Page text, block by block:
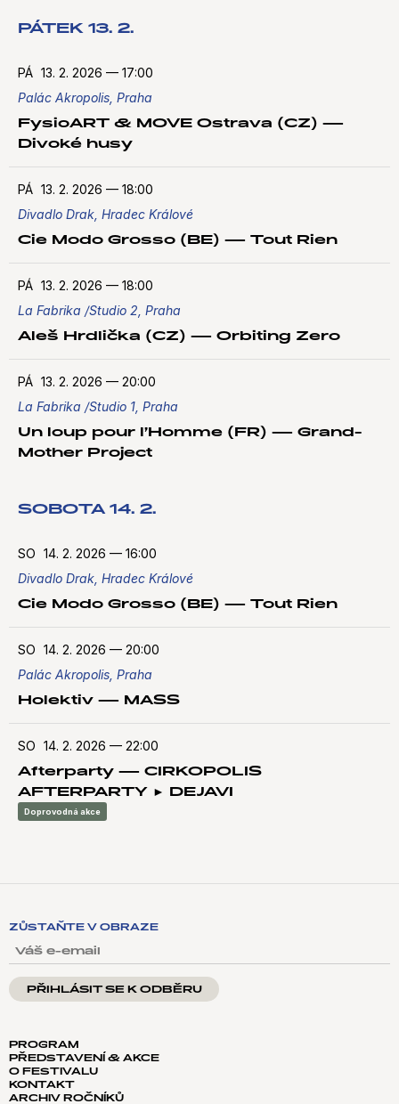
PÁTEK 13. 2.
PÁ 13. 2. 2026 — 17:00
Palác Akropolis, Praha
FysioART & MOVE Ostrava (CZ) —
Divoké husy
PÁ 13. 2. 2026 — 18:00
Divadlo Drak, Hradec Králové
Cie Modo Grosso (BE) — Tout Rien
PÁ 13. 2. 2026 — 18:00
La Fabrika /Studio 2, Praha
Aleš Hrdlička (CZ) — Orbiting Zero
PÁ 13. 2. 2026 — 20:00
La Fabrika /Studio 1, Praha
Un loup pour l’Homme (FR) — Grand-
Mother Project
SOBOTA 14. 2.
SO 14. 2. 2026 — 16:00
Divadlo Drak, Hradec Králové
Cie Modo Grosso (BE) — Tout Rien
SO 14. 2. 2026 — 20:00
Palác Akropolis, Praha
Holektiv — MASS
SO 14. 2. 2026 — 22:00
Afterparty — CIRKOPOLIS
AFTERPARTY ► DEJAVI
Doprovodná akce
ZŮSTAŇTE V OBRAZE
VÁŠ E-EMAIL
PROGRAM
PŘEDSTAVENÍ & AKCE
O FESTIVALU
KONTAKT
ARCHIV ROČNÍKŮ